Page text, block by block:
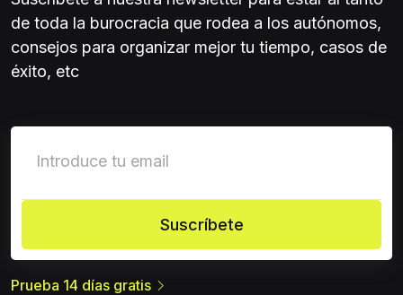
de toda la burocracia que rodea a los autónomos,
consejos para organizar mejor tu tiempo, casos de
éxito, etc
Suscríbete
Prueba 14 días gratis